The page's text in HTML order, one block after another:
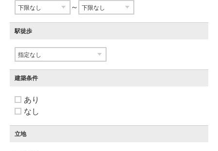
～
駅徒歩
建築条件
あり
なし
立地